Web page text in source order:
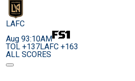
LAFC
Aug 93:10AM
TOL +137LAFC +163
ALL SCORES